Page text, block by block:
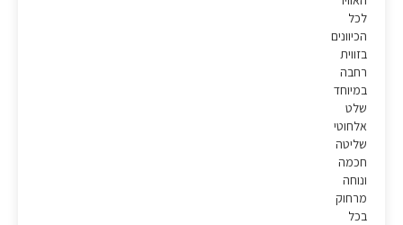
לכל
הכיוונים
בזווית
רחבה
במיוחד
שלט
אלחוטי
שליטה
חכמה
ונוחה
מרחוק
בכל